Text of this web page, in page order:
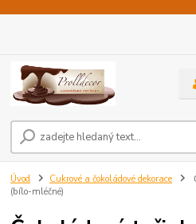
Úvod Cukrové a čokoládové dekorace
(bílo-mléčné)